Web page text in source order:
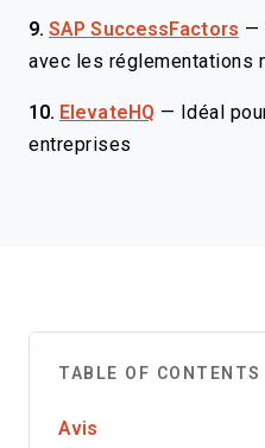
9. SAP SuccessFactors —
avec les réglementations
10. ElevateHQ —
Idéal
entreprises
TABLE OF CONTENTS
Avis